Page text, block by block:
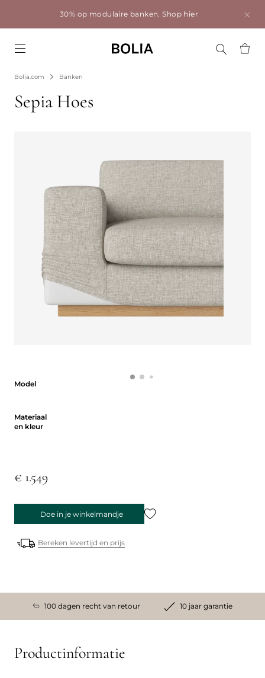
30% op modulaire banken.Shop hier
Bolia.com Banken
Sepia Hoes
Model
Materiaal
en kleur
€ 1.549
Doe in je winkelmandje
Bereken levertijd en prijs
100 dagen recht van retour 10 jaar garantie
Productinformatie